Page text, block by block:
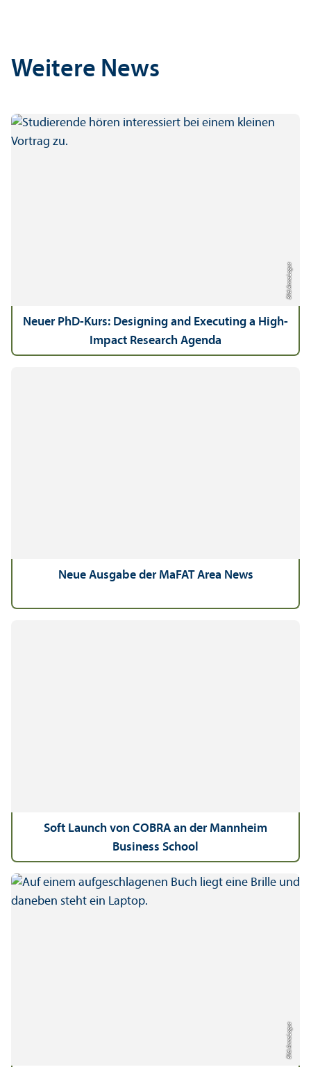
Weitere News
Bild: Anna Logue
Neuer PhD-Kurs: Designing and Executing a High-
Impact Research Agenda
Neue Ausgabe der MaFAT Area News
Soft Launch von COBRA an der Mannheim
Business School
Bild: Anna Logue